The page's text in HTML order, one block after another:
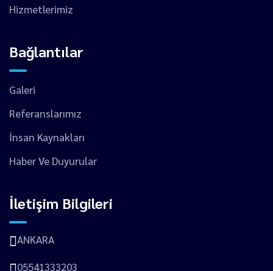
Hizmetlerimiz
Bağlantılar
Galeri
Referanslarımız
İnsan Kaynakları
Haber Ve Duyurular
İletişim Bilgileri
ANKARA
05541333203